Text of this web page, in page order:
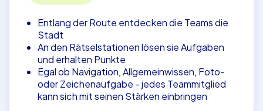
Entlang der Route entdecken die Teams die
Stadt
An den Rätselstationen lösen sie Aufgaben
und erhalten Punkte
Egal ob Navigation, Allgemeinwissen, Foto-
oder Zeichenaufgabe - jedes Teammitglied
kann sich mit seinen Stärken einbringen